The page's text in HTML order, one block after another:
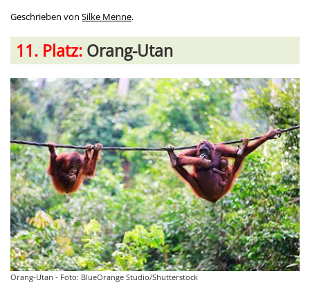
Geschrieben von Silke Menne.
11. Platz: Orang-Utan
Orang-Utan - Foto: BlueOrange Studio/Shutterstock